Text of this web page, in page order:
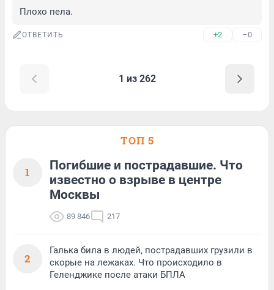
Плохо пела.
ОТВЕТИТЬ +2 –0
1 из 262
ТОП 5
1
Погибшие и пострадавшие. Что
известно о взрыве в центре
Москвы
89 846 217
2
Галька била в людей, пострадавших грузили в
скорые на лежаках. Что происходило в
Геленджике после атаки БПЛА